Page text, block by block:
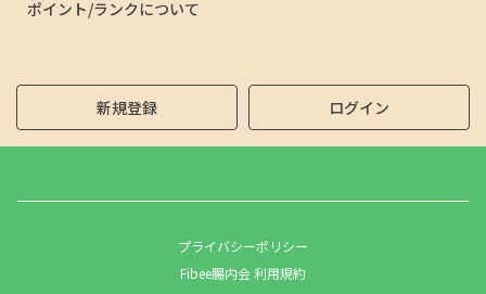
ポイント/ランクについて
新規登録 ログイン
プライバシーポリシー
Fibee腸内会 利用規約